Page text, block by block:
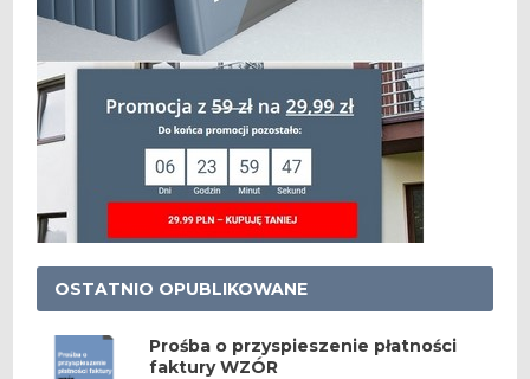
OSTATNIO OPUBLIKOWANE
Prośba o przyspieszenie płatności
faktury WZÓR